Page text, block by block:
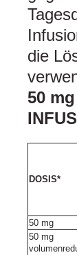
die
50
DOSIS*
50 mg
50 mg